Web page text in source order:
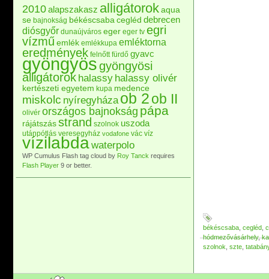
békéscsaba cegléd
hódmezővásárhely,
szolnok szte
2010alapszakasz alligátorokaqua
se bajnokság békéscsaba cegléd debrecen
diósgyőr dunaújváros eger eger tv egri
vízműemlék emlékkupa emléktorna
eredmények felnőtt fürdő gyavc
gyöngyösgyöngyösi
alligátorok halassy halassy olivér
kertészeti egyetem kupa medence
miskolc nyíregyháza ob 2ob II
olivér országos bajnokság pápa
rájátszás strand szolnok uszoda
utánpótlás veresegyház vodafone vác víz
vízilabdawaterpolo
WP Cumulus Flash tag cloud by Roy Tanck requires
Flash Player 9 or better.